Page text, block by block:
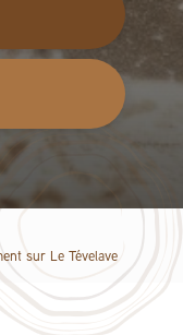
sur Le Tévelave